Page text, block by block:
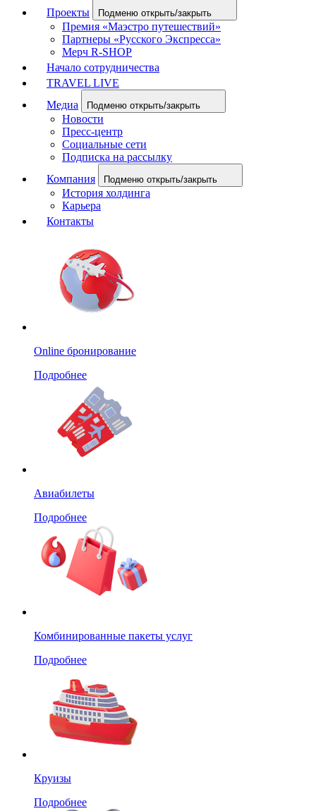
Проекты
Подменю открыть/закрыть
Премия «Маэстро путешествий»
Партнеры «Русского Экспресса»
Мерч R-SHOP
Начало сотрудничества
TRAVEL LIVE
Медиа
Подменю открыть/закрыть
Новости
Пресс-центр
Социальные сети
Подписка на рассылку
Компания
Подменю открыть/закрыть
История холдинга
Карьера
Контакты
Online бронирование
Подробнее
Авиабилеты
Подробнее
Комбинированные пакеты услуг
Подробнее
Круизы
Подробнее